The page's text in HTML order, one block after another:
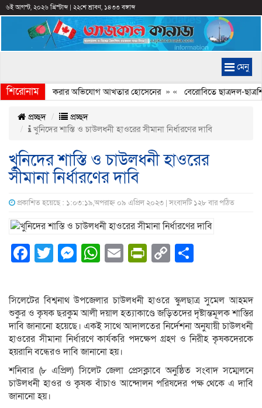
৬ই আগস্ট, ২০২৬ খ্রিস্টাব্দ| ২২শে শ্রাবণ, ১৪৩৩ বঙ্গাব্দ
মেনু
শিরোনাম
ইতিহাস বিকৃত করার অভিযোগ আখতার হোসেনের» « বেরোবিতে ছাত্রদল-
প্রচ্ছদ
প্রচ্ছদ
খুনিদের শাস্তি ও চাউলধনী হাওরের সীমানা নির্ধারণের দাবি
খুনিদের শাস্তি ও চাউলধনী হাওরের
সীমানা নির্ধারণের দাবি
প্রকাশিত হয়েছে : ১:০৩:১৯,অপরাহ্ন ০৯ এপ্রিল ২০২৩ | সংবাদটি ১২৮ বার পঠিত
Facebook
Twitter
Messenger
WhatsApp
EmailPrintFriendly
Copy
সিলেটের বিশ্বনাথ উপজেলার চাউলধনী হাওরে স্কুলছাত্র সুমেল আহমদ
শুকুর ও কৃষক ছরকুম আলী দয়াল হত্যাকাণ্ডে জড়িতদের দৃষ্টান্তমূলক শাস্তির
দাবি জানানো হয়েছে। একই সাথে আদালতের নির্দেশনা অনুযায়ী চাউলধনী
হাওরের সীমানা নির্ধারণে কার্যকরি পদক্ষেপ গ্রহণ ও নিরীহ কৃষকদেরকে
হয়রানি বন্ধেরও দাবি জানানো হয়।
শনিবার (৮ এপ্রিল) সিলেট জেলা প্রেসক্লাবে অনুষ্ঠিত সংবাদ সম্মেলনে
চাউলধনী হাওর ও কৃষক বাঁচাও আন্দোলন পরিষদের পক্ষ থেকে এ দাবি
জানানো হয়।